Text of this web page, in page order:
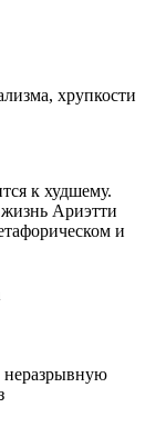
хрупкости
к худшему.
жизнь Ариэтти
и
неразрывную